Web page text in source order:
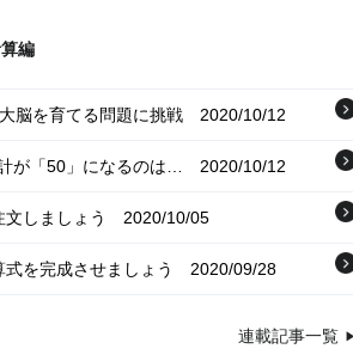
編
脳を育てる問題に挑戦 2020/10/12
が「50」になるのは… 2020/10/12
しましょう 2020/10/05
を完成させましょう 2020/09/28
連載記事一覧